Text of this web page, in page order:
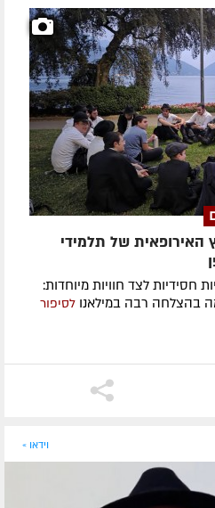
של תלמידי
חסידיות לצד חוויות מיוחדות:
בהצלחה רבה במילאנו לסיפור
וידאו »